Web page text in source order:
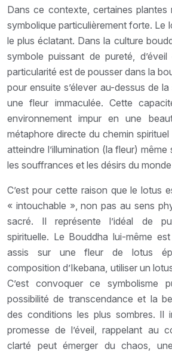
Dans ce contexte, certaines plantes
symbolique particulièrement forte. Le
le plus éclatant. Dans la culture
symbole puissant de pureté,
particularité est de pousser dans la
pour ensuite s’élever au-dessus de
une fleur immaculée. Cette
environnement impur en une
métaphore directe du chemin spirituel
atteindre l’illumination (la fleur) même
les souffrances et les désirs du
C’est pour cette raison que le lotus
« intouchable », non pas au sens
sacré. Il représente l’idéal de
spirituelle. Le Bouddha lui-même
assis sur une fleur de lotus
composition d’Ikebana, utiliser un
C’est convoquer ce symbolisme
possibilité de transcendance et la
des conditions les plus sombres. Il
promesse de l’éveil, rappelant au
clarté peut émerger du chaos,